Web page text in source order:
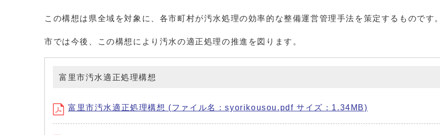
この構想は県全域を対象に、各市町村が汚水処理の効率的な整備運営管理手法を策定するものです。
市では今後、この構想により汚水の適正処理の推進を図ります。
富里市汚水適正処理構想
富里市汚水適正処理構想 (ファイル名：syorikousou.pdf サイズ：1.34MB)